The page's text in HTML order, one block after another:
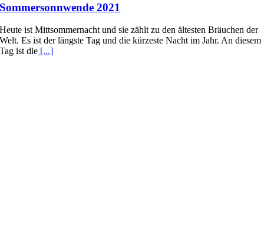
Sommersonnwende 2021
Heute ist Mittsommernacht und sie zählt zu den ältesten Bräuchen der
Welt. Es ist der längste Tag und die kürzeste Nacht im Jahr. An diesem
Tag ist die [...]